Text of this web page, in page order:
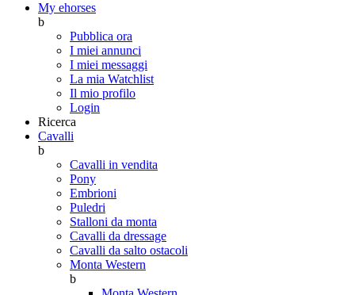
My ehorses
b
Pubblica ora
I miei annunci
I miei messaggi
La mia Watchlist
Il mio profilo
Login
Ricerca
Cavalli
b
Cavalli in vendita
Pony
Embrioni
Puledri
Stalloni da monta
Cavalli da dressage
Cavalli da salto ostacoli
Monta Western
b